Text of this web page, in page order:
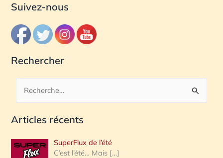
Suivez-nous
Rechercher
c
e
Articles récents
SuperFlux de l’été
C’est l’été… Mais […]